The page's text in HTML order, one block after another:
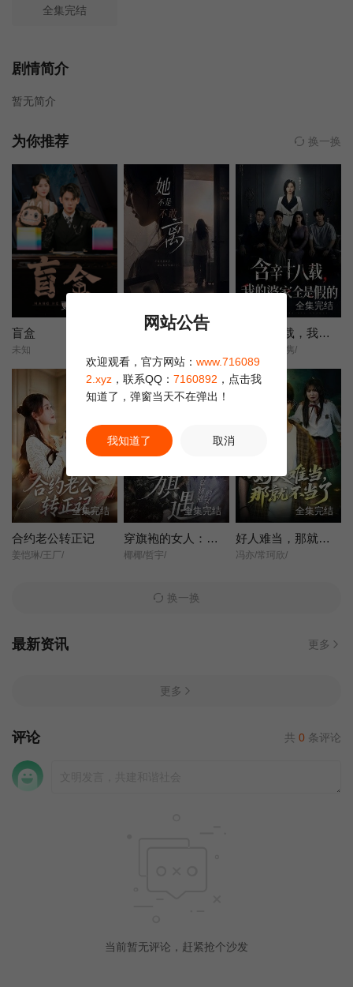
全集完结
剧情简介
暂无简介
为你推荐 换一换
更新第14集
盲盒
未知
她不是不敢离
全集完结
含辛十八载，我的婆家全是假的
张耀尹/伍京隽/
全集完结
合约老公转正记
姜恺琳/王厂/
全集完结
穿旗袍的女人：旗遇
椰椰/哲宇/
全集完结
好人难当，那就不当了
冯亦/常珂欣/
换一换
最新资讯 更多
更多
评论 共 0 条评论
当前暂无评论，赶紧抢个沙发
网站公告
欢迎观看，官方网站： www.716089
2.xyz ，联系QQ： 7160892 ，点击我
知道了，弹窗当天不在弹出！
我知道了 取消